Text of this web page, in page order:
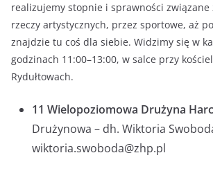
realizujemy stopnie i sprawności
rzeczy artystycznych, przez sportowe, aż
znajdzie tu coś dla siebie. Widzimy się w
godzinach 11:00–13:00, w salce przy
Rydułtowach.
11 Wielopoziomowa Drużyna
Drużynowa – dh. Wiktoria
wiktoria.swoboda@zhp.pl